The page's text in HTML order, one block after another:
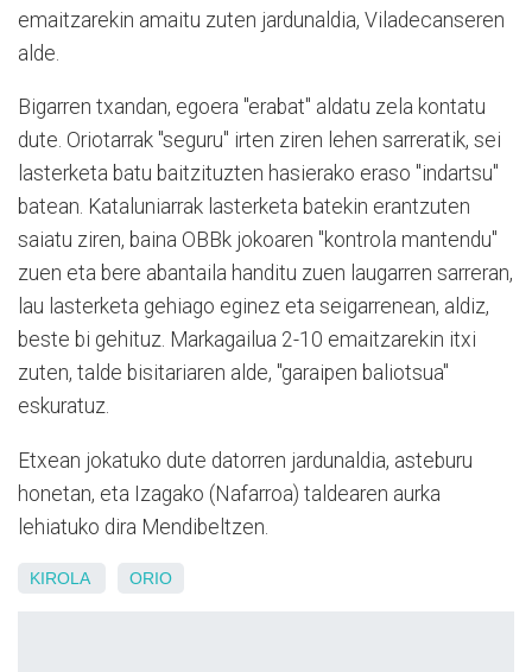
emaitzarekin amaitu zuten jardunaldia, Viladecanseren
alde.
Bigarren txandan, egoera "erabat" aldatu zela kontatu
dute. Oriotarrak "seguru" irten ziren lehen sarreratik, sei
lasterketa batu baitzituzten hasierako eraso "indartsu"
batean. Kataluniarrak lasterketa batekin erantzuten
saiatu ziren, baina OBBk jokoaren "kontrola mantendu"
zuen eta bere abantaila handitu zuen laugarren sarreran,
lau lasterketa gehiago eginez eta seigarrenean, aldiz,
beste bi gehituz. Markagailua 2-10 emaitzarekin itxi
zuten, talde bisitariaren alde, "garaipen baliotsua"
eskuratuz.
Etxean jokatuko dute datorren jardunaldia, asteburu
honetan, eta Izagako (Nafarroa) taldearen aurka
lehiatuko dira Mendibeltzen.
KIROLA ORIO